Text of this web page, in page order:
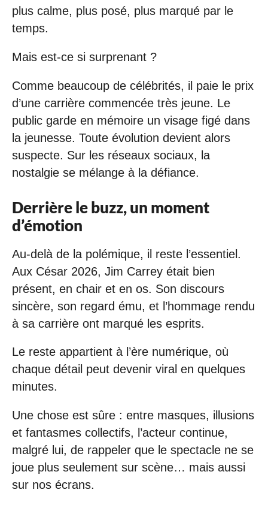
plus calme, plus posé, plus marqué par le
temps.
Mais est-ce si surprenant ?
Comme beaucoup de célébrités, il paie le prix
d’une carrière commencée très jeune. Le
public garde en mémoire un visage figé dans
la jeunesse. Toute évolution devient alors
suspecte. Sur les réseaux sociaux, la
nostalgie se mélange à la défiance.
Derrière le buzz, un moment
d’émotion
Au-delà de la polémique, il reste l’essentiel.
Aux César 2026, Jim Carrey était bien
présent, en chair et en os. Son discours
sincère, son regard ému, et l’hommage rendu
à sa carrière ont marqué les esprits.
Le reste appartient à l’ère numérique, où
chaque détail peut devenir viral en quelques
minutes.
Une chose est sûre : entre masques, illusions
et fantasmes collectifs, l’acteur continue,
malgré lui, de rappeler que le spectacle ne se
joue plus seulement sur scène… mais aussi
sur nos écrans.